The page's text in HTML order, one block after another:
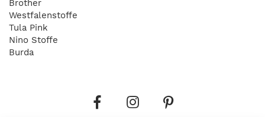
Brother
Westfalenstoffe
Tula Pink
Nino Stoffe
Burda